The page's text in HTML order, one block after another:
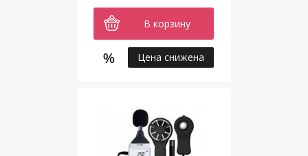
В корзину
Цена снижена